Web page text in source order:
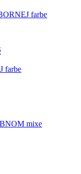
farbe
farbe
mixe